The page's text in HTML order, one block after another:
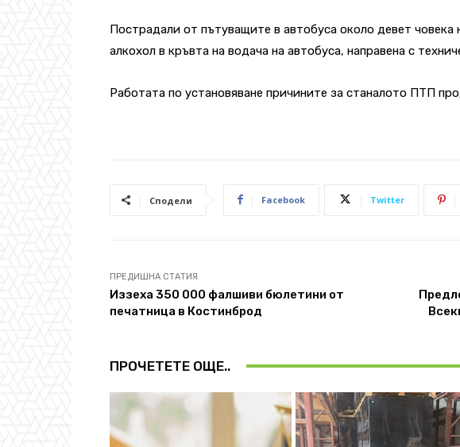
Пострадали от пътуващите в автобуса около девет човека
алкохол в кръвта на водача на автобуса, направена с
Работата по установяване причините за станалото ПТП
Сподели Facebook Twitter
ПРЕДИШНА СТАТИЯ
Иззеха 350 000 фалшиви бюлетини от
печатница в Костинброд
ПРОЧЕТЕТЕ ОЩЕ..